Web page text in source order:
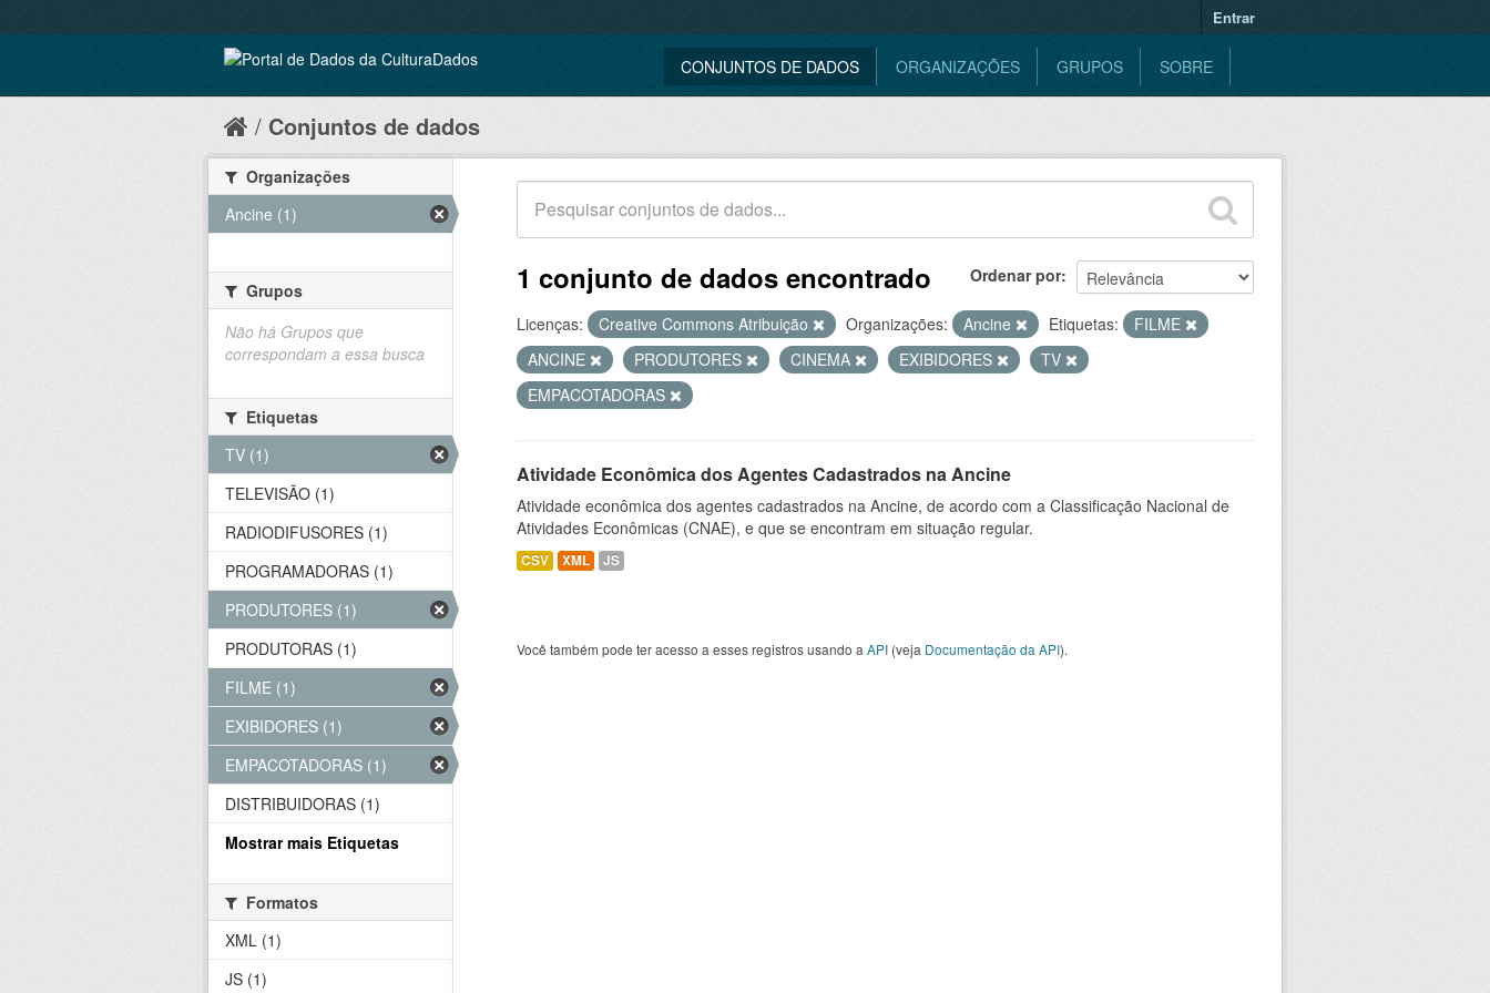
Entrar
CONJUNTOS DE DADOS ORGANIZAÇÕES GRUPOS SOBRE
Conjuntos de dados
Ordenar por
1 conjunto de dados encontrado
Licenças: Creative Commons Atribuição Organizações: Ancine Etiquetas:
FILME
ANCINE
PRODUTORES CINEMA EXIBIDORES
TV
EMPACOTADORAS
Atividade Econômica dos Agentes Cadastrados na Ancine
Atividade econômica dos agentes cadastrados na Ancine, de acordo com a Classificação Nacional de
Atividades Econômicas (CNAE), e que se encontram em situação regular.
CSV XML JS
Você também pode ter acesso a esses registros usando a API (veja Documentação da API).
Organizações
Ancine (1)
Grupos
Não há Grupos que
correspondam a essa busca
Etiquetas
TV (1)
TELEVISÃO (1)
RADIODIFUSORES (1)
PROGRAMADORAS (1)
PRODUTORES (1)
PRODUTORAS (1)
FILME (1)
EXIBIDORES (1)
EMPACOTADORAS (1)
DISTRIBUIDORAS (1)
Mostrar mais Etiquetas
Formatos
XML (1)
JS (1)